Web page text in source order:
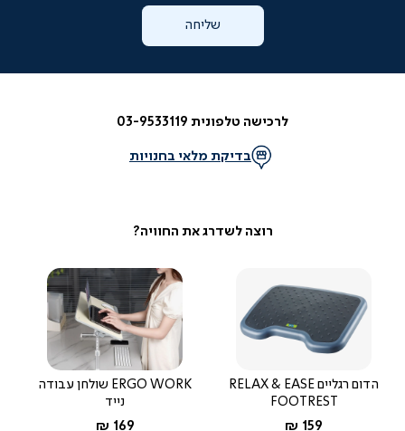
שליחה
לרכישה טלפונית 03-9533119
בדיקת מלאי בחנויות
הדום רגליים RELAX & EASE
FOOTREST
החל מ-
159 ₪
ERGO WORK שולחן עבודה
נייד
החל מ-
169 ₪